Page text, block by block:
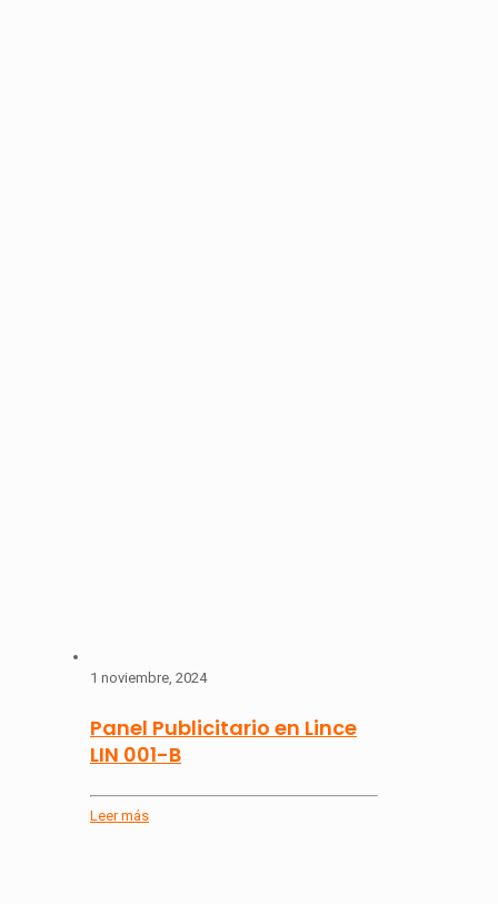
1 noviembre, 2024
Panel Publicitario en Lince
LIN 001-B
Leer más